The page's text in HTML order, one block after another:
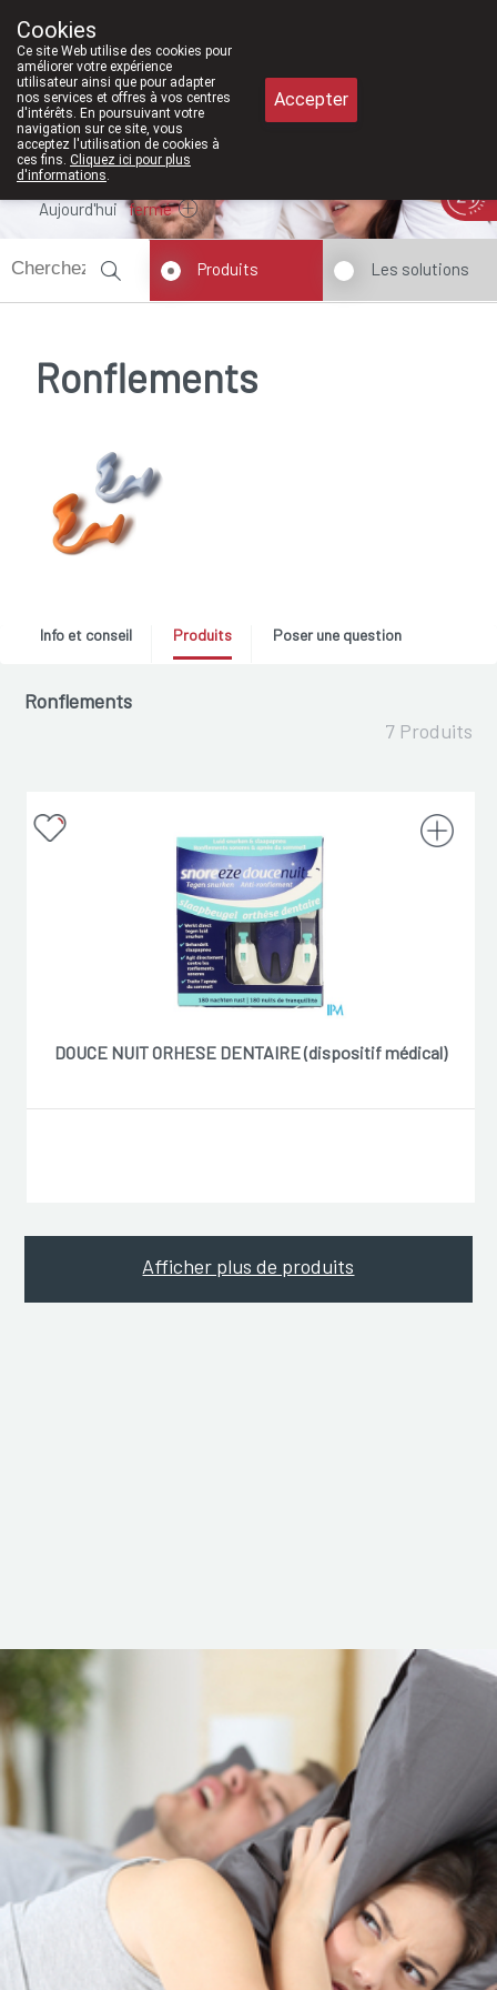
Aujourd'hui fermé
Produits Les solutions
Ronflements
Info et conseil Produits Poser une question
Ronflements
7 Produits
DOUCE NUIT ORHESE DENTAIRE (dispositif médical)
Afficher plus de produits
Cookies
Ce site Web utilise des cookies pour
améliorer votre expérience
utilisateur ainsi que pour adapter
nos services et offres à vos centres
d'intérêts. En poursuivant votre
navigation sur ce site, vous
acceptez l'utilisation de cookies à
ces fins. Cliquez ici pour plus
d'informations.
Accepter